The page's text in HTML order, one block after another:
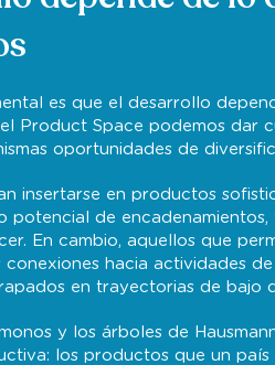
es que el desarrollo
Product Space podemos dar
oportunidades de
insertarse en productos
potencial de encadenamientos,
En cambio, aquellos que
conexiones hacia actividades
en trayectorias de bajo
y los árboles de
los productos que un país